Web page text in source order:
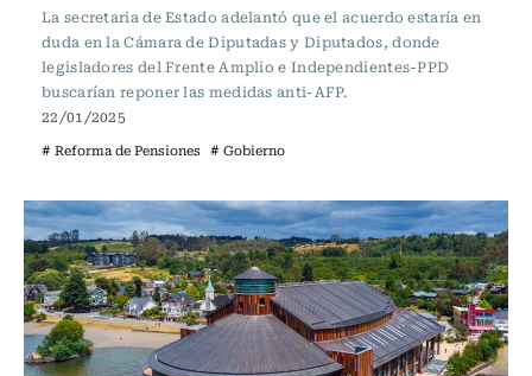
La secretaria de Estado adelantó que el acuerdo estaría en
duda en la Cámara de Diputadas y Diputados, donde
legisladores del Frente Amplio e Independientes-PPD
buscarían reponer las medidas anti-AFP.
22/01/2025
# Reforma de Pensiones # Gobierno